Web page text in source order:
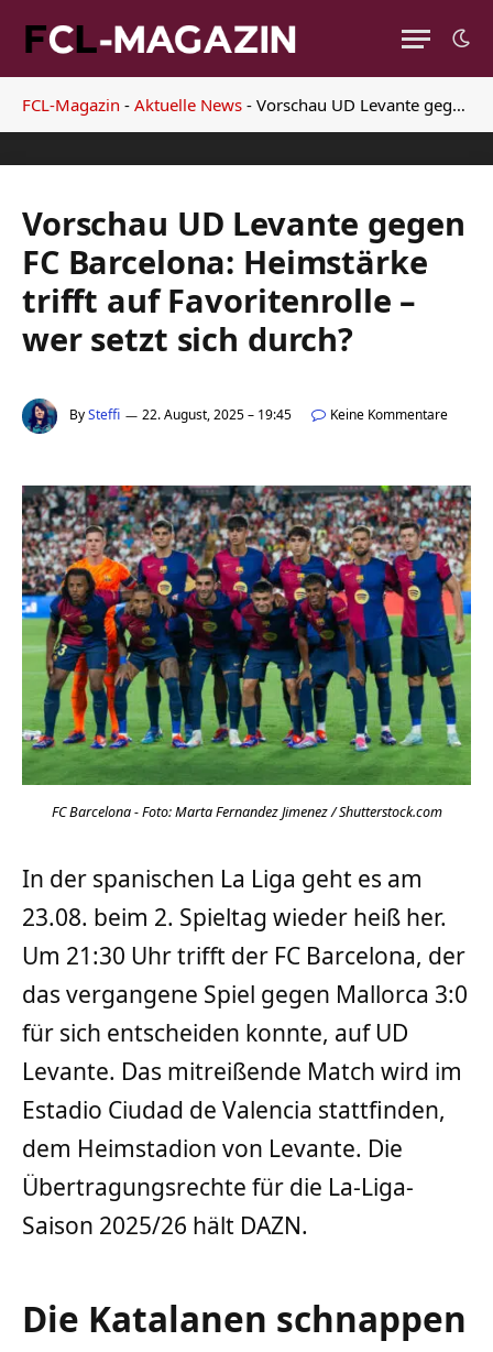
FCL-Magazin - Aktuelle News - Vorschau UD Levante gegen FC Barcelona: Heimstärke trifft auf Favoritenrolle – wer setzt sich durch?
Vorschau UD Levante gegen
FC Barcelona: Heimstärke
trifft auf Favoritenrolle –
wer setzt sich durch?
BySteffi 22. August, 2025 – 19:45 Keine Kommentare
FC Barcelona - Foto: Marta Fernandez Jimenez / Shutterstock.com
In der spanischen La Liga geht es am
23.08. beim 2. Spieltag wieder heiß her.
Um 21:30 Uhr trifft der FC Barcelona, der
das vergangene Spiel gegen Mallorca 3:0
für sich entscheiden konnte, auf UD
Levante. Das mitreißende Match wird im
Estadio Ciudad de Valencia stattfinden,
dem Heimstadion von Levante. Die
Übertragungsrechte für die La-Liga-
Saison 2025/26 hält DAZN.
Die Katalanen schnappen